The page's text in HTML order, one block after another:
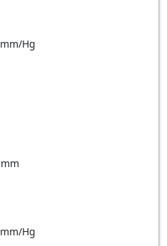
mm/Hg
mm
mm/Hg